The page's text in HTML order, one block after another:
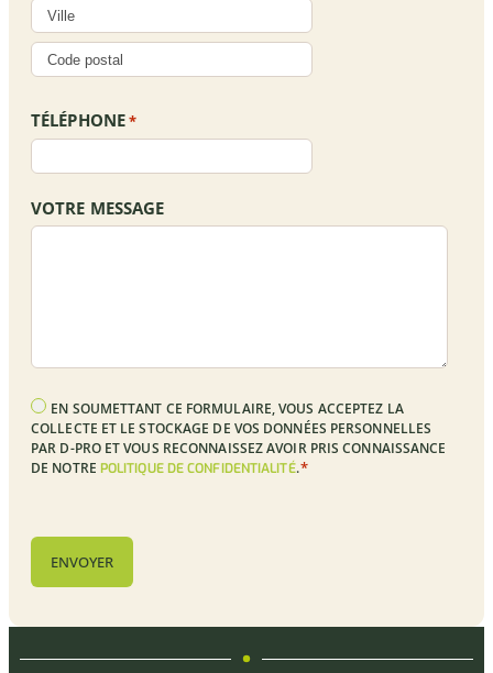
TÉLÉPHONE*
VOTRE MESSAGE
RGPD
*
EN SOUMETTANT CE FORMULAIRE, VOUS ACCEPTEZ LA
COLLECTE ET LE STOCKAGE DE VOS DONNÉES PERSONNELLES
PAR D-PRO ET VOUS RECONNAISSEZ AVOIR PRIS CONNAISSANCE
DE NOTRE POLITIQUE DE CONFIDENTIALITÉ.*